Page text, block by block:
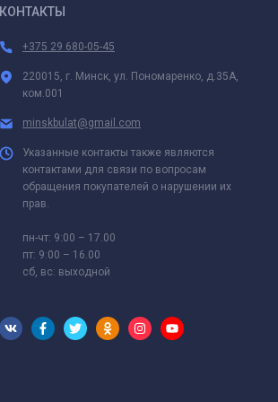
КОНТАКТЫ
+375 29 680-05-45
220015, г. Минск, ул. Пономаренко, д.35А,
ком.001
minskbulat@gmail.com
Указанные контакты также являются
контактами для связи по вопросам
обращения покупателей о нарушении их
прав.
пн-чт: 9:00 – 17.00
пт: 9:00 – 16.00
сб, вс: выходной